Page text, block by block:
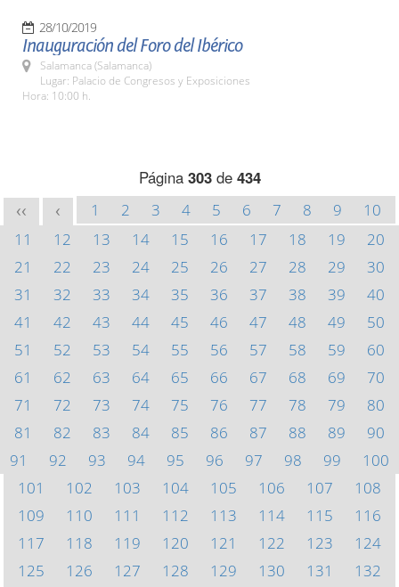
28/10/2019
Inauguración del Foro del Ibérico
Salamanca (Salamanca)
Lugar: Palacio de Congresos y Exposiciones
Hora: 10:00 h.
Página 303de 434
<< < 1 2 3 4 5 6 7 8 9
10
11
12 13 14 15 16 17 18 19
20
21
22 23 24 25 26 27 28 29
30
31
32 33 34 35 36 37 38 39
40
41
42 43 44 45 46 47 48 49
50
51
52 53 54 55 56 57 58 59
60
61
62 63 64 65 66 67 68 69
70
71
72 73 74 75 76 77 78 79
80
81
82 83 84 85 86 87 88 89
90
91
92 93 94 95 96 97 98 99
100
101
102 103 104 105 106 107
108
109
110 111 112 113 114 115
116
117
118 119 120 121 122 123
124
125
126 127 128 129 130 131
132